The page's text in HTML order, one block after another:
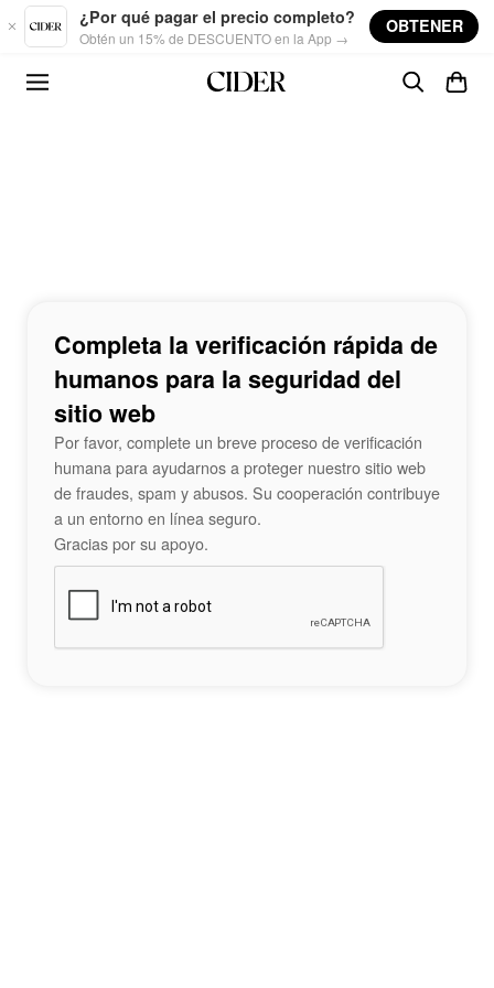
Skip to main content
¿Por qué pagar el precio completo?
Obtén un 15% de DESCUENTO en la App →
OBTENER
Completa la verificación rápida de
humanos para la seguridad del
sitio web
Por favor, complete un breve proceso de verificación
humana para ayudarnos a proteger nuestro sitio web
de fraudes, spam y abusos. Su cooperación contribuye
a un entorno en línea seguro.
Gracias por su apoyo.